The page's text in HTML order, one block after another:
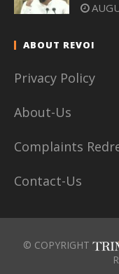
ABOUT REVOI
Privacy Policy
About-Us
Complaints
Contact-Us
© COPYRIGHT